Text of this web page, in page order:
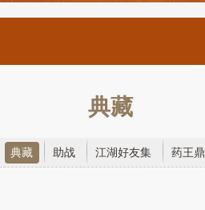
典藏
典藏 助战 江湖好友集 药王鼎